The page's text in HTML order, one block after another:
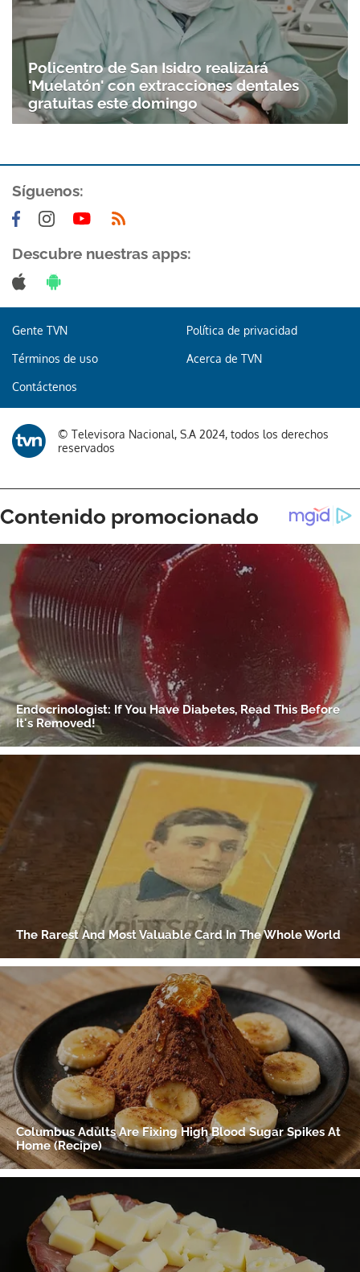
Gracias por suscribirte a nuestro boletín.
Policentro de San Isidro realizará
'Muelatón' con extracciones dentales
gratuitas este domingo
Síguenos:
Descubre nuestras apps:
Gente TVN Política de privacidad
Términos de uso Acerca de TVN
Contáctenos
© Televisora Nacional, S.A 2024, todos los derechos
reservados